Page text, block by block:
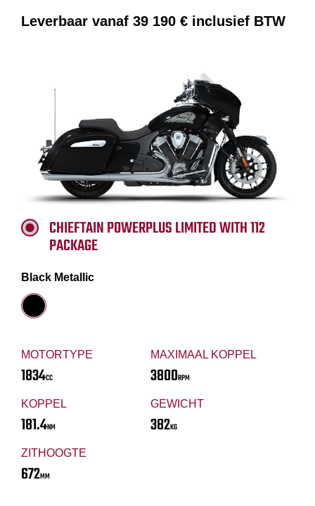
Leverbaar vanaf 39 190 € inclusief BTW
MOTORTYPE
1834CC
MAXIMAAL KOPPEL
3800RPM
KOPPEL
181.4NM
GEWICHT
382KG
ZITHOOGTE
672MM
CHIEFTAIN POWERPLUS LIMITED WITH 112
PACKAGE
Black Metallic